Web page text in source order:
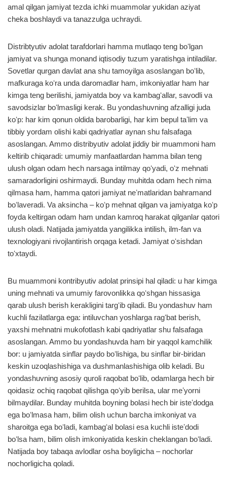
amal qilgan jamiyat tezda ichki muammolar yukidan aziyat
cheka boshlaydi va tanazzulga uchraydi.
Distribtyutiv adolat tarafdorlari hamma mutlaqo teng boʻlgan
jamiyat va shunga monand iqtisodiy tuzum yaratishga intiladilar.
Sovetlar qurgan davlat ana shu tamoyilga asoslangan boʻlib,
mafkuraga koʻra unda daromadlar ham, imkoniyatlar ham har
kimga teng berilishi, jamiyatda boy va kambagʻallar, savodli va
savodsizlar boʻlmasligi kerak. Bu yondashuvning afzalligi juda
koʻp: har kim qonun oldida barobarligi, har kim bepul taʼlim va
tibbiy yordam olishi kabi qadriyatlar aynan shu falsafaga
asoslangan. Ammo distribyutiv adolat jiddiy bir muammoni ham
keltirib chiqaradi: umumiy manfaatlardan hamma bilan teng
ulush olgan odam hech narsaga intilmay qoʻyadi, oʻz mehnati
samaradorligini oshirmaydi. Bunday muhitda odam hech nima
qilmasa ham, hamma qatori jamiyat neʼmatlaridan bahramand
boʻlaveradi. Va aksincha – koʻp mehnat qilgan va jamiyatga koʻp
foyda keltirgan odam ham undan kamroq harakat qilganlar qatori
ulush oladi. Natijada jamiyatda yangilikka intilish, ilm-fan va
texnologiyani rivojlantirish orqaga ketadi. Jamiyat oʻsishdan
toʻxtaydi.
Bu muammoni kontribyutiv adolat prinsipi hal qiladi: u har kimga
uning mehnati va umumiy farovonlikka qoʻshgan hissasiga
qarab ulush berish kerakligini targʻib qiladi. Bu yondashuv ham
kuchli fazilatlarga ega: intiluvchan yoshlarga ragʻbat berish,
yaxshi mehnatni mukofotlash kabi qadriyatlar shu falsafaga
asoslangan. Ammo bu yondashuvda ham bir yaqqol kamchilik
bor: u jamiyatda sinflar paydo boʻlishiga, bu sinflar bir-biridan
keskin uzoqlashishiga va dushmanlashishiga olib keladi. Bu
yondashuvning asosiy quroli raqobat boʻlib, odamlarga hech bir
qoidasiz ochiq raqobat qilishga qoʻyib berilsa, ular meʼyorni
bilmaydilar. Bunday muhitda boyning bolasi hech bir isteʼdodga
ega boʻlmasa ham, bilim olish uchun barcha imkoniyat va
sharoitga ega boʻladi, kambagʻal bolasi esa kuchli isteʼdodi
boʻlsa ham, bilim olish imkoniyatida keskin cheklangan boʻladi.
Natijada boy tabaqa avlodlar osha boyligicha – nochorlar
nochorligicha qoladi.